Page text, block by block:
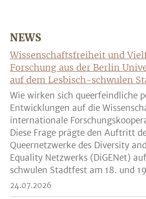
NEWS
Wissenschaftsfreiheit und
Forschung aus der Berlin
auf dem Lesbisch-schwulen
Wie wirken sich queerfeindliche
Entwicklungen auf die
internationale
Diese Frage prägte den Auftritt
Queernetzwerke des Diversity
Equality Netzwerks (DiGENet)
schwulen Stadtfest am 18. und
24.07.2026